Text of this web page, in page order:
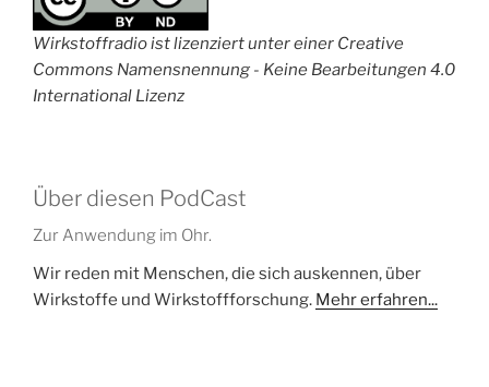
Wirkstoffradio ist lizenziert unter einer Creative
Commons Namensnennung - Keine Bearbeitungen 4.0
International Lizenz
Über diesen PodCast
Zur Anwendung im Ohr.
Wir reden mit Menschen, die sich auskennen, über
Wirkstoffe und Wirkstoffforschung. Mehr erfahren...